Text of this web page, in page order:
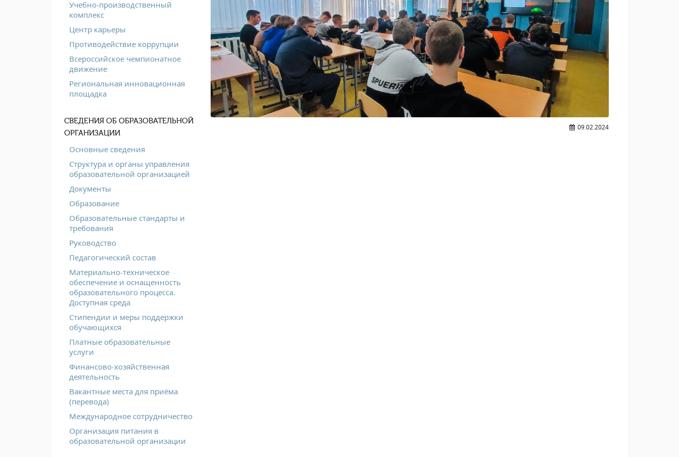
Учебно-производственный
комплекс
Центр карьеры
Противодействие коррупции
Всероссийское чемпионатное
движение
Региональная инновационная
площадка
СВЕДЕНИЯ ОБ ОБРАЗОВАТЕЛЬНОЙ
ОРГАНИЗАЦИИ
Основные сведения
Структура и органы управления
образовательной организацией
Документы
Образование
Образовательные стандарты и
требования
Руководство
Педагогический состав
Материально-техническое
обеспечение и оснащенность
образовательного процесса.
Доступная среда
Стипендии и меры поддержки
обучающихся
Платные образовательные
услуги
Финансово-хозяйственная
деятельность
Вакантные места для приёма
(перевода)
Международное сотрудничество
Организация питания в
образовательной организации
09.02.2024